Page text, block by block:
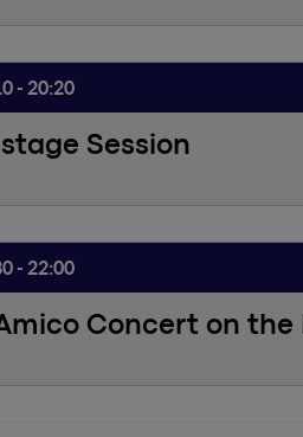
- 20:20
Session
- 22:00
Concert on the